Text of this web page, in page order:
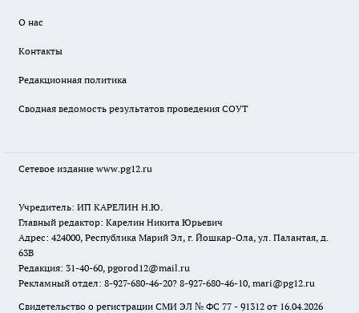
О нас
Контакты
Редакционная политика
Сводная ведомость результатов проведения СОУТ
Сетевое издание www.pg12.ru
Учредитель: ИП КАРЕЛИН Н.Ю.
Главный редактор: Карелин Никита Юрьевич
Адрес: 424000, Республика Марий Эл, г. Йошкар-Ола, ул. Палантая, д.
63В
Редакция: 31-40-60, pgorod12@mail.ru
Рекламный отдел: 8-927-680-46-20? 8-927-680-46-10, mari@pg12.ru
Свидетельство о регистрации СМИ ЭЛ № ФС 77 - 91312 от 16.04.2026